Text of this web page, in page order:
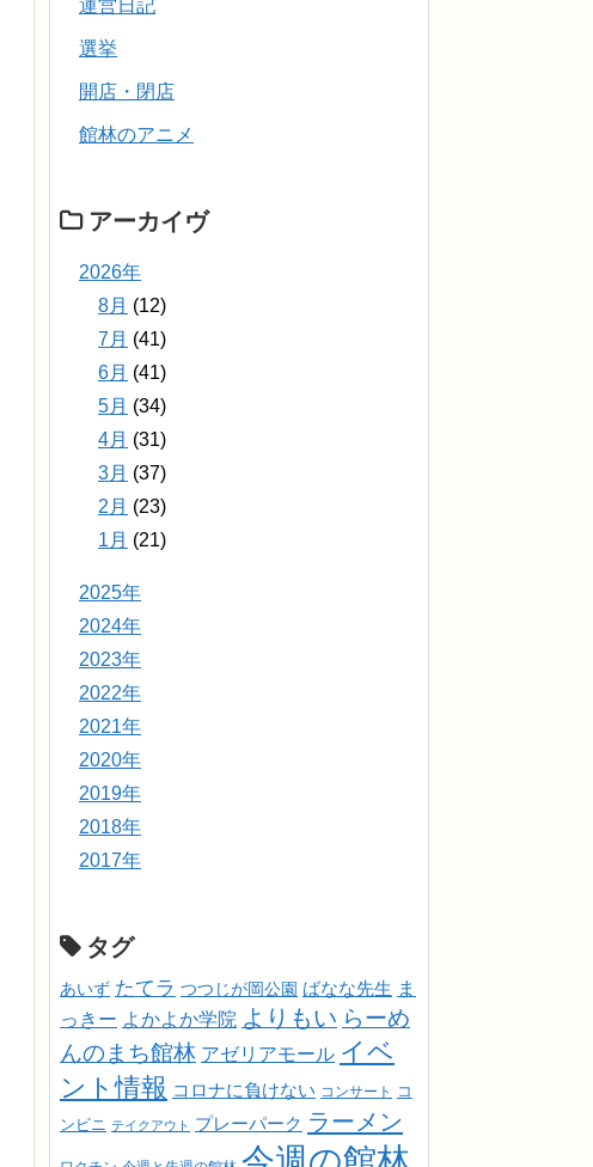
運営日記
選挙
開店・閉店
館林のアニメ
アーカイヴ
2026年
8月 (12)
7月 (41)
6月 (41)
5月 (34)
4月 (31)
3月 (37)
2月 (23)
1月 (21)
2025年
2024年
2023年
2022年
2021年
2020年
2019年
2018年
2017年
タグ
あいず たてラ つつじが岡公園 ばなな先生 ま
っきー よかよか学院 よりもい らーめ
んのまち館林 アゼリアモール イベ
ント情報 コロナに負けない コンサート
コ
ンビニ テイクアウト プレーパーク ラーメン